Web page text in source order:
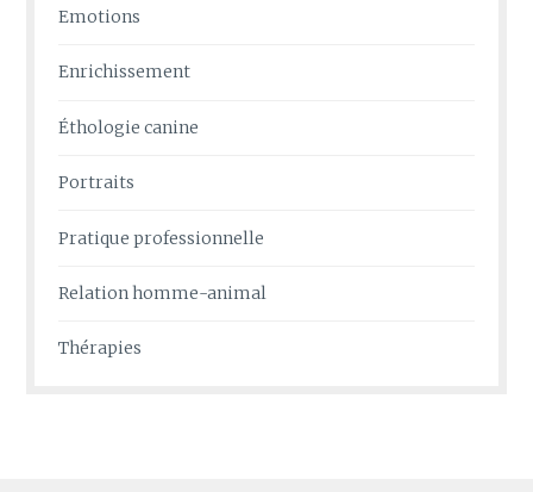
Emotions
Enrichissement
Éthologie canine
Portraits
Pratique professionnelle
Relation homme-animal
Thérapies